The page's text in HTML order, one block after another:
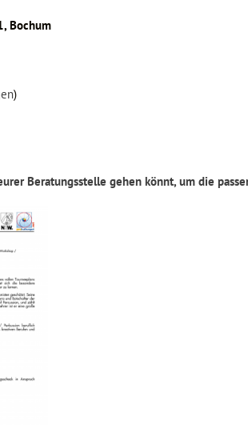
Bochum
)
Beratungsstelle gehen könnt, um die